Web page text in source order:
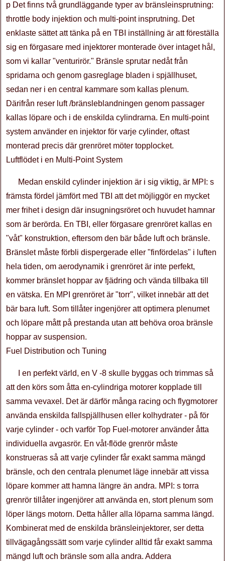
p Det finns två grundläggande typer av bränsleinsprutning:
throttle body injektion och multi-point insprutning. Det
enklaste sättet att tänka på en TBI inställning är att föreställa
sig en förgasare med injektorer monterade över intaget hål,
som vi kallar "venturirör." Bränsle sprutar nedåt från
spridarna och genom gasreglage bladen i spjällhuset,
sedan ner i en central kammare som kallas plenum.
Därifrån reser luft /bränsleblandningen genom passager
kallas löpare och i de enskilda cylindrarna. En multi-point
system använder en injektor för varje cylinder, oftast
monterad precis där grenröret möter topplocket.
Luftflödet i en Multi-Point System
Medan enskild cylinder injektion är i sig viktig, är MPI: s
främsta fördel jämfört med TBI att det möjliggör en mycket
mer frihet i design där insugningsröret och huvudet hamnar
som är berörda. En TBI, eller förgasare grenröret kallas en
"våt" konstruktion, eftersom den bär både luft och bränsle.
Bränslet måste förbli dispergerade eller "finfördelas" i luften
hela tiden, om aerodynamik i grenröret är inte perfekt,
kommer bränslet hoppar av fjädring och vända tillbaka till
en vätska. En MPI grenröret är "torr", vilket innebär att det
bär bara luft. Som tillåter ingenjörer att optimera plenumet
och löpare mått på prestanda utan att behöva oroa bränsle
hoppar av suspension.
Fuel Distribution och Tuning
I en perfekt värld, en V -8 skulle byggas och trimmas så
att den körs som åtta en-cylindriga motorer kopplade till
samma vevaxel. Det är därför många racing och flygmotorer
använda enskilda fallspjällhusen eller kolhydrater - på för
varje cylinder - och varför Top Fuel-motorer använder åtta
individuella avgasrör. En våt-flöde grenrör måste
konstrueras så att varje cylinder får exakt samma mängd
bränsle, och den centrala plenumet läge innebär att vissa
löpare kommer att hamna längre än andra. MPI: s torra
grenrör tillåter ingenjörer att använda en, stort plenum som
löper längs motorn. Detta håller alla löparna samma längd.
Kombinerat med de enskilda bränsleinjektorer, ser detta
tillvägagångssätt som varje cylinder alltid får exakt samma
mängd luft och bränsle som alla andra. Addera